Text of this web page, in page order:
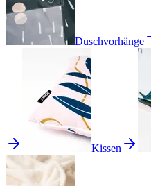
Duschvorhänge
Kissen